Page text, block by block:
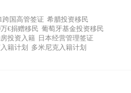
跨国高管签证 希腊投资移民
€捐赠移民 葡萄牙基金投资移民
投资入籍 日本经营管理签证
籍计划 多米尼克入籍计划